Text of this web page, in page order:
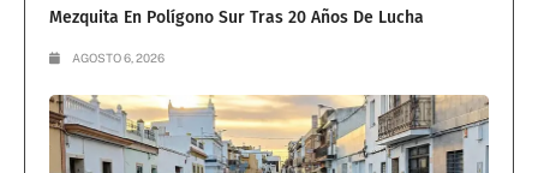
Mezquita En Polígono Sur Tras 20 Años De Lucha
AGOSTO 6, 2026